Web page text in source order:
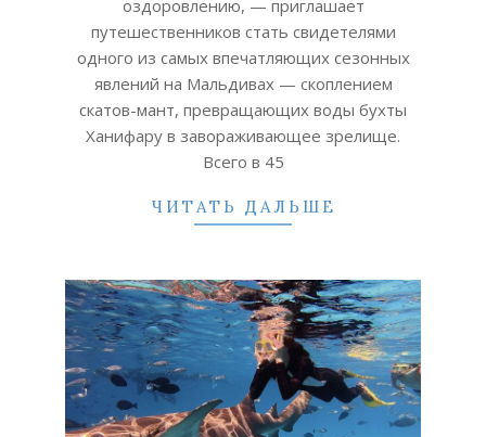
оздоровлению, — приглашает
путешественников стать свидетелями
одного из самых впечатляющих сезонных
явлений на Мальдивах — скоплением
скатов-мант, превращающих воды бухты
Ханифару в завораживающее зрелище.
Всего в 45
ЧИТАТЬ ДАЛЬШЕ